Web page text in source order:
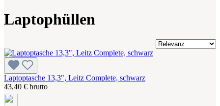
Laptophüllen
Laptoptasche 13,3", Leitz Complete, schwarz
43,40 € brutto